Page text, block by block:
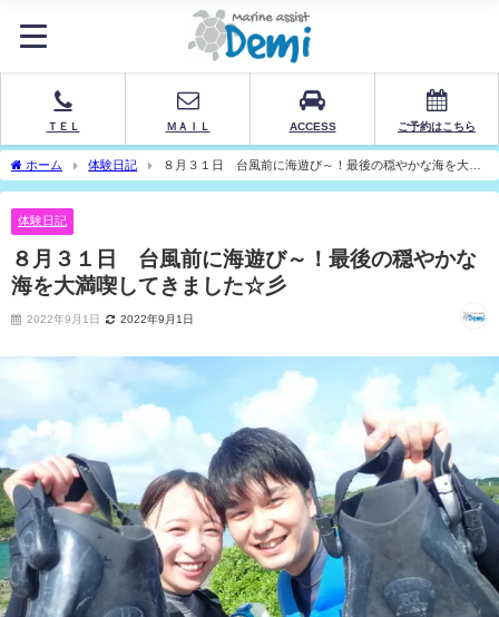
ＴＥＬ ＭＡＩＬ ACCESS ご予約はこちら
ホーム 体験日記
８月３１日 台風前に海遊び～！最後の穏やかな海を大満
喫してきました☆彡
体験日記
８月３１日 台風前に海遊び～！最後の穏やかな
海を大満喫してきました☆彡
2022年9月1日 2022年9月1日